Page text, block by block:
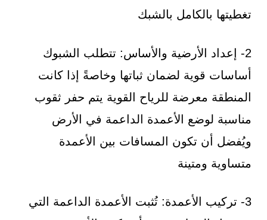
تغطيتها بالكامل بالشبك
2- إعداد الأرضية والأساس: تتطلب الشبوك
أساسات قوية لضمان ثباتها وخاصةً إذا كانت
المنطقة معرضة للرياح القوية يتم حفر ثقوب
مناسبة لوضع الأعمدة الداعمة في الأرض
ويُفضل أن تكون المسافات بين الأعمدة
متساوية ومتينة
3- تركيب الأعمدة: تُثبت الأعمدة الداعمة التي